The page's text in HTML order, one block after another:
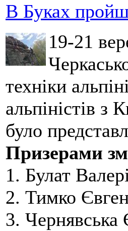
В Буках
19-21
техніки
альпіністів з
було
Призерами
1. Булат
2. Тимко
3.